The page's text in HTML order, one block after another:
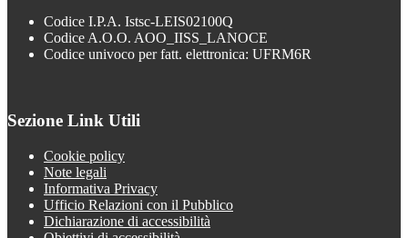
Codice I.P.A. Istsc-LEIS02100Q
Codice A.O.O. AOO_IISS_LANOCE
Codice univoco per fatt. elettronica: UFRM6R
Sezione Link Utili
Cookie policy
Note legali
Informativa Privacy
Ufficio Relazioni con il Pubblico
Dichiarazione di accessibilità